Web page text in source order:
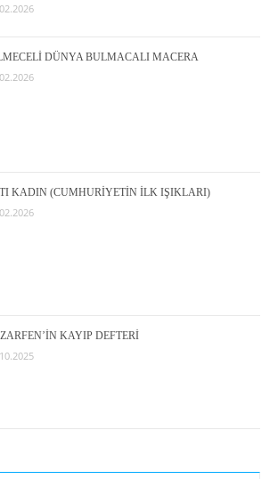
DÜNYA BULMACALI MACERA
KADIN (CUMHURİYETİN İLK IŞIKLARI)
KAYIP DEFTERİ